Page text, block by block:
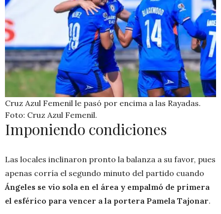
Cruz Azul Femenil le pasó por encima a las Rayadas.
Foto: Cruz Azul Femenil.
Imponiendo condiciones
Las locales inclinaron pronto la balanza a su favor, pues
apenas corría el segundo minuto del partido cuando
Ángeles se vio sola en el área y empalmó de primera
el esférico para vencer a la portera Pamela Tajonar.